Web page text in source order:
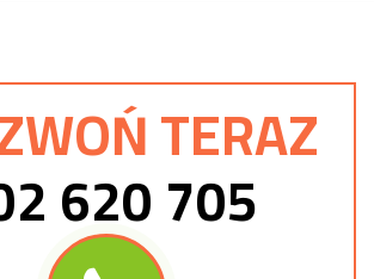
TERAZ
620 705